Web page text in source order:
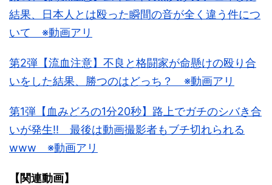
結果、日本人とは殴った瞬間の音が全く違う件につ
いて ※動画アリ
第2弾【流血注意】不良と格闘家が命懸けの殴り合
いをした結果、勝つのはどっち？ ※動画アリ
第1弾【血みどろの1分20秒】路上でガチのシバき合
いが発生!! 最後は動画撮影者もブチ切れられる
www ※動画アリ
【関連動画】